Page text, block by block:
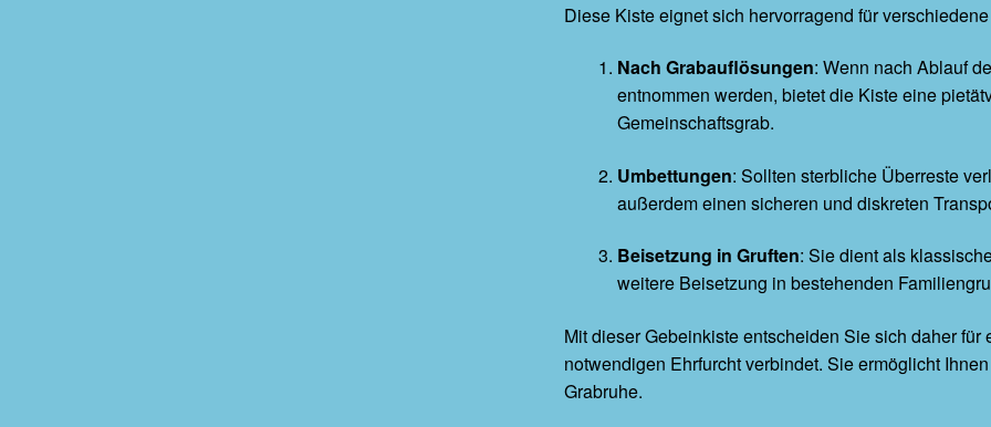
Diese Kiste eignet sich hervorragend für
Nach Grabauflösungen: Wenn nach Ablauf
entnommen werden, bietet die Kiste eine
Gemeinschaftsgrab.
Umbettungen: Sollten sterbliche Überreste
außerdem einen sicheren und diskreten
Beisetzung in Gruften: Sie dient als
weitere Beisetzung in bestehenden
Mit dieser Gebeinkiste entscheiden Sie sich daher
notwendigen Ehrfurcht verbindet. Sie ermöglicht
Grabruhe.